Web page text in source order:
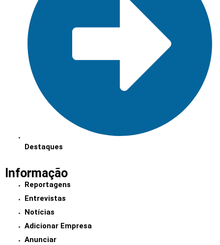
Destaques
Informação
Reportagens
Entrevistas
Notícias
Adicionar Empresa
Anunciar